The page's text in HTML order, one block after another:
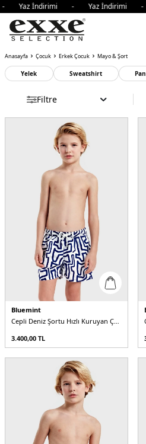
Yaz İndirimi - Yaz
Anasayfa Çocuk Erkek Çocuk Mayo & Şort
Yelek Sweatshirt
Filtre
Bluemint
Cepli Deniz Şortu Hızlı Kuruyan Çocuk Mayo Short
3.400,00 TL